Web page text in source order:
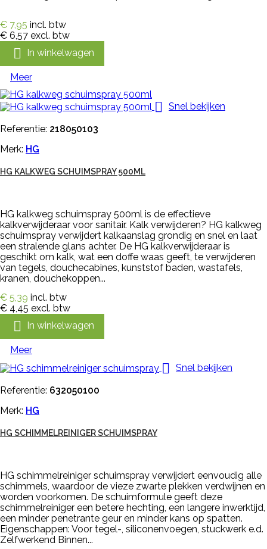
€ 7,95 incl. btw
€ 6,57 excl. btw
 In winkelwagen
Meer
 Snel bekijken
Referentie: 218050103
Merk: HG
HG KALKWEG SCHUIMSPRAY 500ML
HG kalkweg schuimspray 500ml is de effectieve
kalkverwijderaar voor sanitair. Kalk verwijderen? HG kalkweg
schuimspray verwijdert kalkaanslag grondig en snel en laat
een stralende glans achter. De HG kalkverwijderaar is
geschikt om kalk, wat een doffe waas geeft, te verwijderen
van tegels, douchecabines, kunststof baden, wastafels,
kranen, douchekoppen...
€ 5,39 incl. btw
€ 4,45 excl. btw
 In winkelwagen
Meer
 Snel bekijken
Referentie: 632050100
Merk: HG
HG SCHIMMELREINIGER SCHUIMSPRAY
HG schimmelreiniger schuimspray verwijdert eenvoudig alle
schimmels, waardoor de vieze zwarte plekken verdwijnen en
worden voorkomen. De schuimformule geeft deze
schimmelreiniger een betere hechting, een langere inwerktijd,
een minder penetrante geur en minder kans op spatten.
Eigenschappen: Voor tegel-, siliconenvoegen, stuckwerk e.d.
Zelfwerkend Binnen...